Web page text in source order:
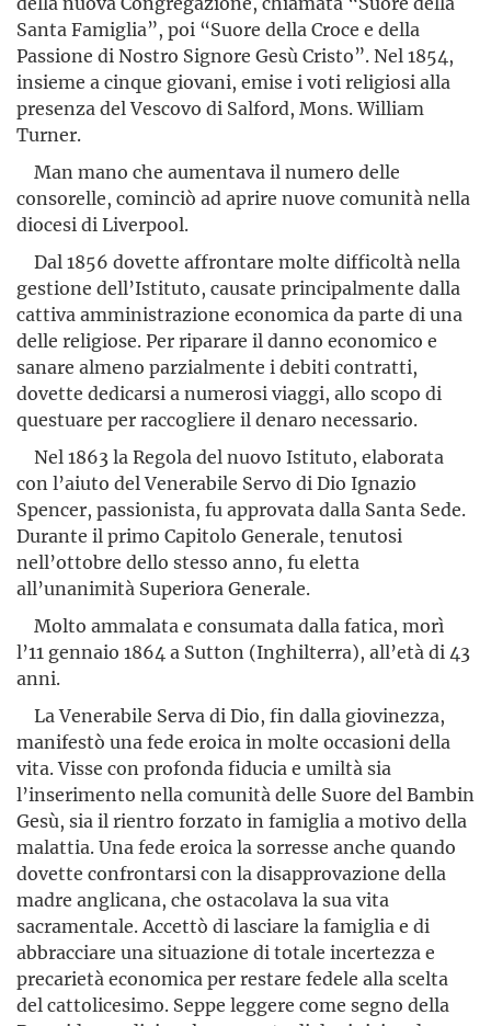
Santa Famiglia”, poi “Suore della Croce e della
Passione di Nostro Signore Gesù Cristo”. Nel 1854,
insieme a cinque giovani, emise i voti religiosi alla
presenza del Vescovo di Salford, Mons. William
Turner.
Man mano che aumentava il numero delle
consorelle, cominciò ad aprire nuove comunità nella
diocesi di Liverpool.
Dal 1856 dovette affrontare molte difficoltà nella
gestione dell’Istituto, causate principalmente dalla
cattiva amministrazione economica da parte di una
delle religiose. Per riparare il danno economico e
sanare almeno parzialmente i debiti contratti,
dovette dedicarsi a numerosi viaggi, allo scopo di
questuare per raccogliere il denaro necessario.
Nel 1863 la Regola del nuovo Istituto, elaborata
con l’aiuto del Venerabile Servo di Dio Ignazio
Spencer, passionista, fu approvata dalla Santa Sede.
Durante il primo Capitolo Generale, tenutosi
nell’ottobre dello stesso anno, fu eletta
all’unanimità Superiora Generale.
Molto ammalata e consumata dalla fatica, morì
l’11 gennaio 1864 a Sutton (Inghilterra), all’età di 43
anni.
La Venerabile Serva di Dio, fin dalla giovinezza,
manifestò una fede eroica in molte occasioni della
vita. Visse con profonda fiducia e umiltà sia
l’inserimento nella comunità delle Suore del Bambin
Gesù, sia il rientro forzato in famiglia a motivo della
malattia. Una fede eroica la sorresse anche quando
dovette confrontarsi con la disapprovazione della
madre anglicana, che ostacolava la sua vita
sacramentale. Accettò di lasciare la famiglia e di
abbracciare una situazione di totale incertezza e
precarietà economica per restare fedele alla scelta
del cattolicesimo. Seppe leggere come segno della